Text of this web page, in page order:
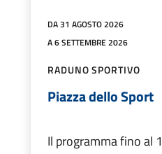
DA 31 AGOSTO 2026
A 6 SETTEMBRE 2026
RADUNO SPORTIVO
Piazza dello Sport
Il programma fino al